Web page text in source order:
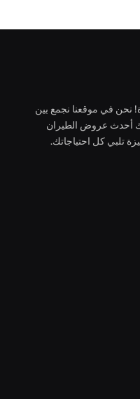
نحن في موقعنا نجمع بين
أحدث عروض الطيران
تلبي كل احتياجاتك.